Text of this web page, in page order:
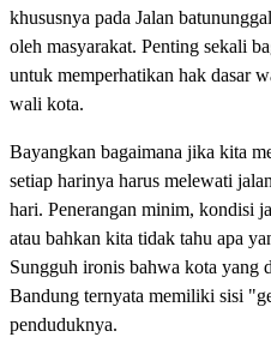
khususnya pada Jalan
oleh masyarakat. Penting sekali
untuk memperhatikan hak dasar
wali kota.
Bayangkan bagaimana jika kita
setiap harinya harus melewati
hari. Penerangan minim, kondisi
atau bahkan kita tidak tahu apa
Sungguh ironis bahwa kota yang
Bandung ternyata memiliki sisi
penduduknya.